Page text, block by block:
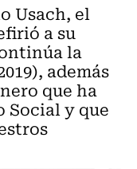
Usach, el
a su
la
además
que ha
Social y que